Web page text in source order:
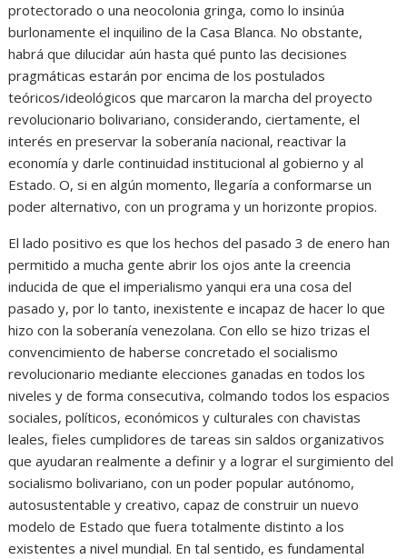
protectorado o una neocolonia gringa, como lo insinúa
burlonamente el inquilino de la Casa Blanca. No obstante,
habrá que dilucidar aún hasta qué punto las decisiones
pragmáticas estarán por encima de los postulados
teóricos/ideológicos que marcaron la marcha del proyecto
revolucionario bolivariano, considerando, ciertamente, el
interés en preservar la soberanía nacional, reactivar la
economía y darle continuidad institucional al gobierno y al
Estado. O, si en algún momento, llegaría a conformarse un
poder alternativo, con un programa y un horizonte propios.
El lado positivo es que los hechos del pasado 3 de enero han
permitido a mucha gente abrir los ojos ante la creencia
inducida de que el imperialismo yanqui era una cosa del
pasado y, por lo tanto, inexistente e incapaz de hacer lo que
hizo con la soberanía venezolana. Con ello se hizo trizas el
convencimiento de haberse concretado el socialismo
revolucionario mediante elecciones ganadas en todos los
niveles y de forma consecutiva, colmando todos los espacios
sociales, políticos, económicos y culturales con chavistas
leales, fieles cumplidores de tareas sin saldos organizativos
que ayudaran realmente a definir y a lograr el surgimiento del
socialismo bolivariano, con un poder popular autónomo,
autosustentable y creativo, capaz de construir un nuevo
modelo de Estado que fuera totalmente distinto a los
existentes a nivel mundial. En tal sentido, es fundamental